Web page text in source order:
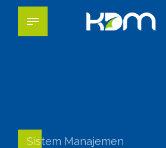
Sistem Manajemen